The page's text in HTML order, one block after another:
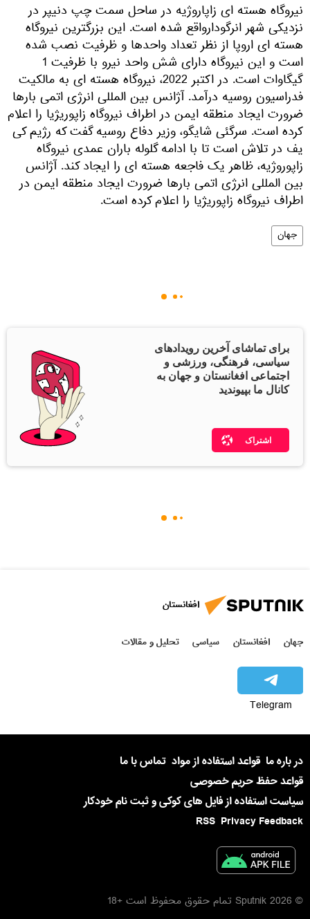
نیروگاه هسته ای زاپاروژیه در ساحل سمت چپ دنیپر در
نزدیکی شهر انرگودارواقع شده است. این بزرگترین نیروگاه
هسته ای اروپا از نظر تعداد واحدها و ظرفیت نصب شده
است و این نیروگاه دارای شش واحد نیرو با ظرفیت 1
گیگاوات است. در اکتبر 2022، نیروگاه هسته ای به مالکیت
فدراسیون روسیه درآمد. آژانس بین المللی انرژی اتمی بارها
ضرورت ایجاد منطقه ایمن در اطراف نیروگاه زاپوریژیا را اعلام
کرده است. سرگئی شایگو، وزیر دفاع روسیه گفت که رژیم کی
یف در تلاش است تا با ادامه گلوله باران عمدی نیروگاه
زاپوروژیه، ظاهر یک فاجعه هسته ای را ایجاد کند. آژانس
بین المللی انرژی اتمی بارها ضرورت ایجاد منطقه ایمن در
اطراف نیروگاه زاپوریژیا را اعلام کرده است.
جهان
برای تماشای آخرین رویدادهای
سیاسی، فرهنگی، ورزشی و
اجتماعی افغانستان و جهان به
کانال ما بپیوندید
اشتراک
افغانستان
جهان افغانستان سیاسی تحلیل و مقالات
Telegram
در باره ما قواعد استفاده از مواد تماس با ما
قواعد حفظ حریم خصوصی
سیاست استفاده از فایل های کوکی و ثبت نام خودکار
Privacy Feedback
RSS
© 2026 Sputnik تمام حقوق محفوظ است +18